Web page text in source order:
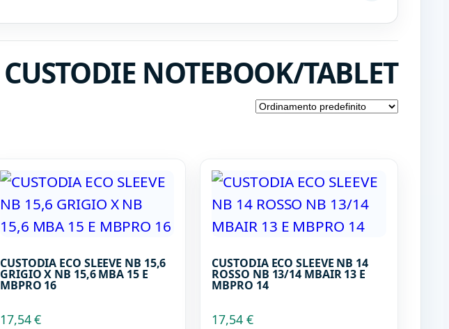
NOTEBOOK/TABLET
CUSTODIA ECO SLEEVE NB 15,6
GRIGIO X NB 15,6 MBA 15 E
MBPRO 16
17,54€
CUSTODIA ECO SLEEVE NB 14
ROSSO NB 13/14 MBAIR 13 E
MBPRO 14
17,54 €